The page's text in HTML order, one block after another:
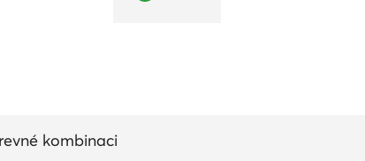
kombinaci